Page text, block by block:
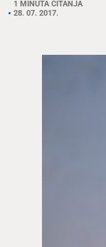
1 MINUTA ČITANJA
28. 07. 2017.